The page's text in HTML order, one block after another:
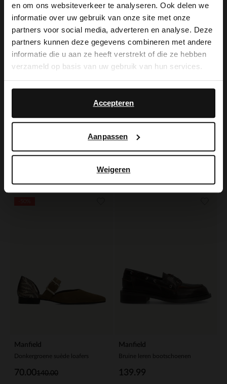
en om ons websiteverkeer te analyseren. Ook delen we
informatie over uw gebruik van onze site met onze
partners voor social media, adverteren en analyse. Deze
partners kunnen deze gegevens combineren met andere
informatie die u aan ze heeft verstrekt of die ze hebben
verzameld op basis van uw gebruik van hun services.
Accepteren
Aanpassen
Weigeren
Zwarte leren loafers met studs Burgundy lakleren loafers
139.99
Manfield
Donkergroene suède loafers
140.00
70.00
Manfield
Bruine leren bootschoenen
139.99
×
View this website in English?
It looks like your language isn't Dutch. Would
you like to switch to English?
English